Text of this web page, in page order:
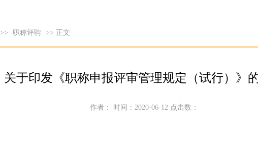
>> 职称评聘 >> 正文
关于印发《职称申报评审管理规定（试行）》
作者： 时间：2020-06-12 点击数：